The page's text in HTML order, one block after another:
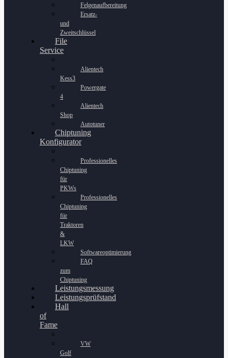
Felgenaufbereitung
Ersatz-
und
Zweitschlüssel
File
Service
Alientech
Kess3
Powergate
4
Alientech
Shop
Autotuner
Chiptuning
Konfigurator
Professionelles
Chiptuning
für
PKWs
Professionelles
Chiptuning
für
Traktoren
&
LKW
Softwareoptimierung
FAQ
zum
Chiptuning
Leistungsmessung
Leistungsprüfstand
Hall
of
Fame
VW
Golf